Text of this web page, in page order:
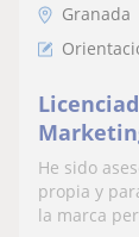
Granada
de la
He sido
propia y
la marca